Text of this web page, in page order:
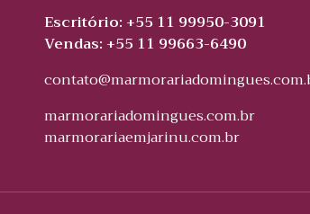
Escritório: +55 11 99950-3091
Vendas: +55 11 99663-6490
marmorariadomingues.com.br
marmorariaemjarinu.com.br